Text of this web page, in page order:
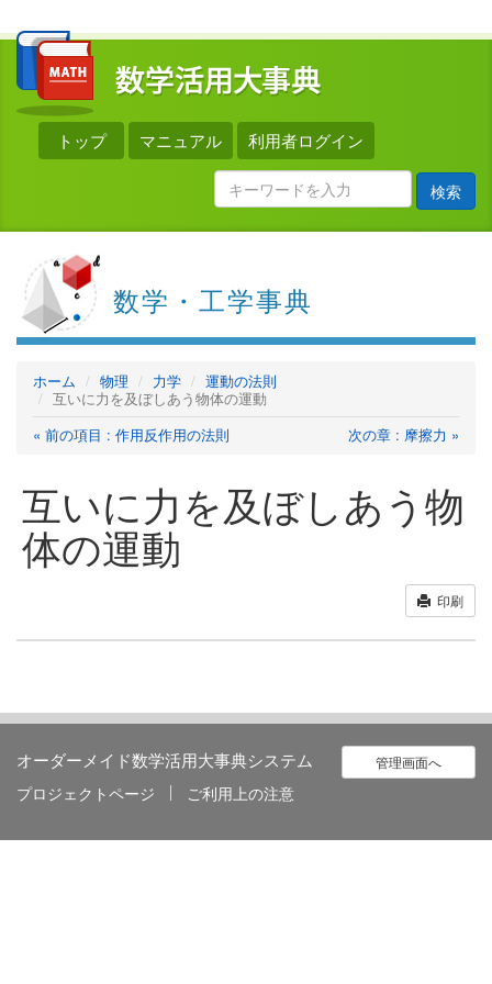
トップ マニュアル 利用者ログイン
検索
数学・工学事典
ホーム 物理 力学
運動の法則
互いに力を及ぼしあう物体の運動
« 前の項目 : 作用反作用の法則
次の章 : 摩擦力 »
互いに力を及ぼしあう物
体の運動
印刷
管理画面へ
オーダーメイド数学活用大事典システム
プロジェクトページ ご利用上の注意